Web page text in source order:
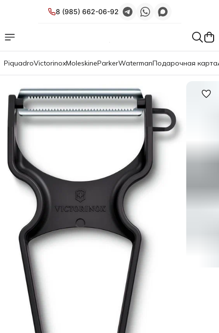
8 (985) 662-06-92
PiquadroVictorinoxMoleskineParkerWatermanПодарочная карта